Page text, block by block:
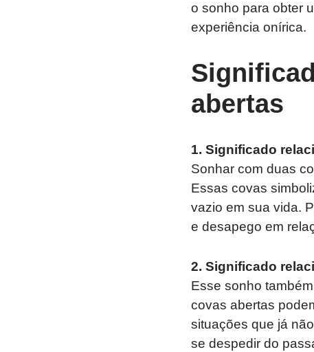
o sonho para obter
experiência onírica.
abertas
1. Significado
Sonhar com duas
Essas covas
vazio em sua vida.
e desapego em
2. Significado
Esse sonho
covas abertas
situações que já
se despedir do